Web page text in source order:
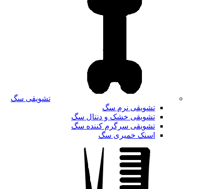
تشویقی سگ
تشویقی نرم سگ
تشویقی خشک و دنتال سگ
تشویقی سرگرم کننده سگ
اسنک خمیری سگ